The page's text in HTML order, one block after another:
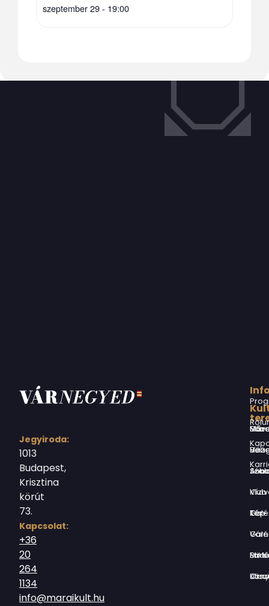
szeptember 29 - 19:00
Jegyiroda:
1013
Budapest,
Krisztina
körút
73.
Kapcsolat:
+36
20
264
1134
info@maraikult.hu
Márai Sándor Művelődési Ház
Virág Benedek Ház
Jókai Anna
Vízivárosi Klub
Tér-Kép
Várnegyed
Borsos
Országház